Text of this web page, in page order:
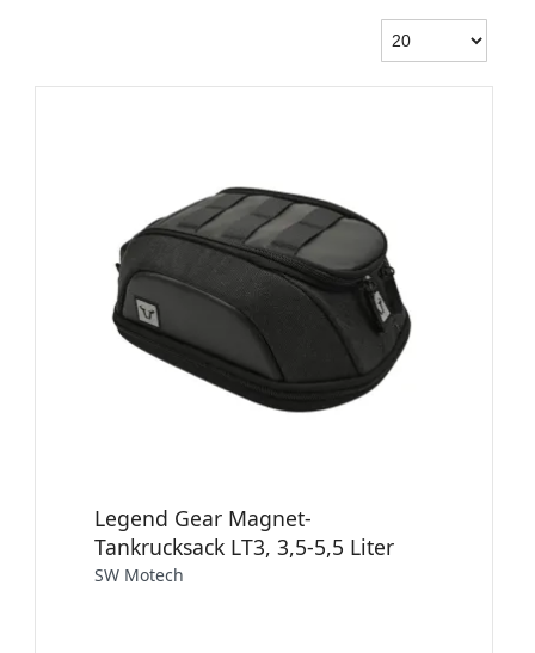
Legend Gear Magnet-
Tankrucksack LT3, 3,5-5,5 Liter
SW Motech